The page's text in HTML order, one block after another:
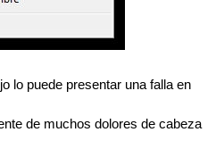
lo puede presentar una falla en
de muchos dolores de cabeza